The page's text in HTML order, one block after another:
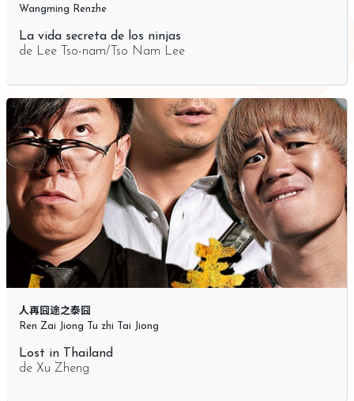
Wangming Renzhe
La vida secreta de los ninjas
de Lee Tso-nam/Tso Nam Lee
人再囧途之泰囧
Ren Zai Jiong Tu zhi Tai Jiong
Lost in Thailand
de Xu Zheng